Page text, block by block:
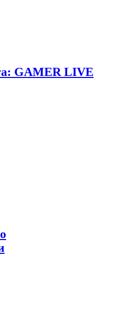
GAMER LIVE